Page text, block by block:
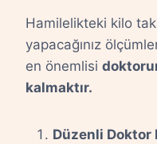
Hamilelikteki kilo
yapacağınız
en önemlisi
kalmaktır.
Düzenli Doktor